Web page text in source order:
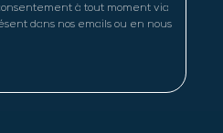
à tout moment via
dans nos emails ou en nous